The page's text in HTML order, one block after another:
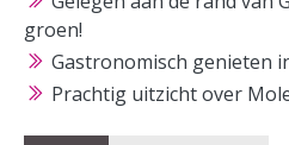
groen!
Gastronomisch genieten
Prachtig uitzicht over